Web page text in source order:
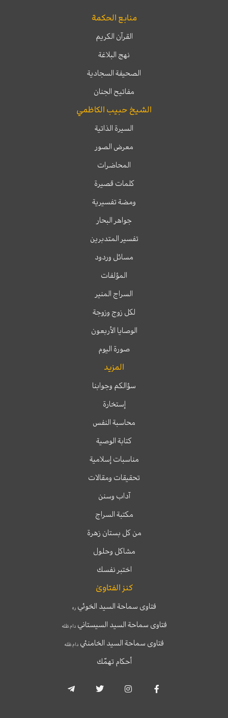
منابع الحكمة
القرآن الكريم
نهج البلاغة
الصحيفة السجادية
مفاتيح الجنان
الشيخ حبيب الكاظمي
السيرة الذاتية
معرض الصور
المحاضرات
كلمات قصيرة
ومضة تفسيرية
جواهر البحار
تفسير المتدبرين
مسائل وردود
المؤلفات
السراج المنير
لكل زوج وزوجة
الوصايا الأربعون
صورة اليوم
المزيد
سؤالكم وجوابنا
إستخارة
محاسبة النفس
كتابة الوصية
مناسبات إسلامية
تحقيقات ومقالات
آداب وسنن
مكتبة السراج
من كل بستان زهرة
مشاكل وحلول
اختبر نفسك
كنز الفتاوىٰ
فتاوى سماحة السيد الخوئيره
فتاوى سماحة السيد السيستانيدام ظله
فتاوى سماحة السيد الخامنئي دام ظله
أحكام تهمّك
c
s
i
l